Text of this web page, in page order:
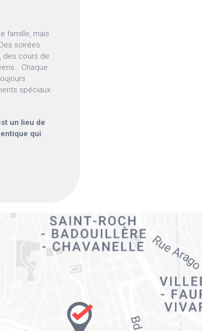
famille, mais
soirées
des cours de
Chaque
spéciaux
un lieu de
qui